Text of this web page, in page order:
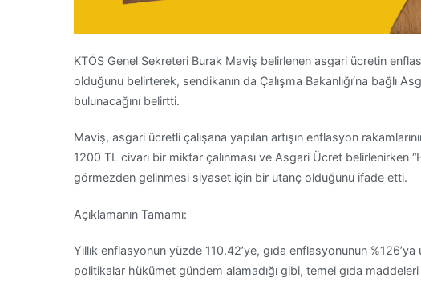
KTÖS Genel Sekreteri Burak Maviş belirlenen asgari ücretin
olduğunu belirterek, sendikanın da Çalışma Bakanlığı‘na bağlı
bulunacağını belirtti.
Maviş, asgari ücretli çalışana yapılan artışın enflasyon
1200 TL civarı bir miktar çalınması ve Asgari Ücret belirlenirken
görmezden gelinmesi siyaset için bir utanç olduğunu ifade etti.
Açıklamanın Tamamı:
Yıllık enflasyonun yüzde 110.42’ye, gıda enflasyonunun
politikalar hükümet gündem alamadığı gibi, temel gıda